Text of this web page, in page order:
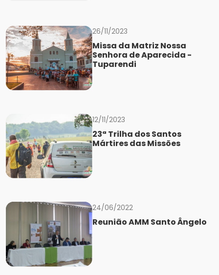
26/11/2023
Missa da Matriz Nossa
Senhora de Aparecida -
Tuparendi
12/11/2023
23ª Trilha dos Santos
Mártires das Missões
24/06/2022
Reunião AMM Santo Ângelo